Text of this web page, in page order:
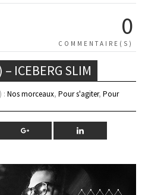
0
COMMENTAIRE(S)
– ICEBERG SLIM
: Nos morceaux, Pour s'agiter, Pour